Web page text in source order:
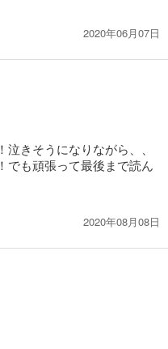
2020年06月07日
きそうになりながら、、
でも頑張って最後まで読ん
2020年08月08日